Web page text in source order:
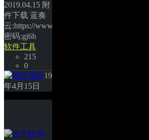
2019.04.15 附
件下载 蓝奏
云:https://www.lanzous.com/i3sa3uj
密码:gj6h
软件工具
215
0
博主19
年4月15日